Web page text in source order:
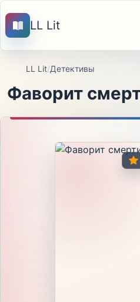
LL Lit
LL Lit/Детективы
Фаворит